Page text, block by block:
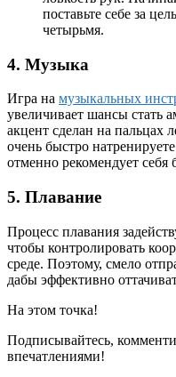
поставьте себе за
четырьмя.
4. Музыка
Игра на музыкальных
увеличивает шансы стать
акцент сделан на пальцах
очень быстро
отменно рекомендует себя
5. Плавание
Процесс плавания
чтобы контролировать
среде. Поэтому, смело
дабы эффективно
На этом точка!
Подписывайтесь,
впечатлениями!